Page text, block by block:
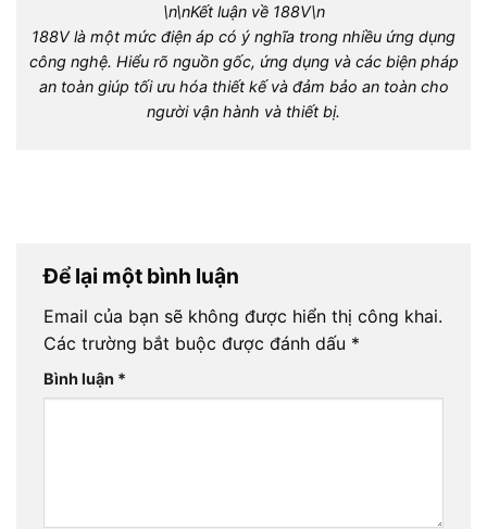
\n\nKết luận về 188V\n
188V là một mức điện áp có ý nghĩa trong nhiều ứng dụng
công nghệ. Hiểu rõ nguồn gốc, ứng dụng và các biện pháp
an toàn giúp tối ưu hóa thiết kế và đảm bảo an toàn cho
người vận hành và thiết bị.
Để lại một bình luận
Email của bạn sẽ không được hiển thị công khai.
Các trường bắt buộc được đánh dấu *
Bình luận *